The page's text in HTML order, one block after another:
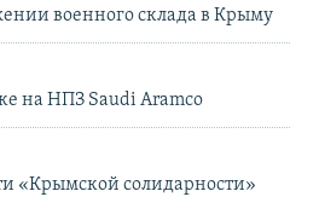
военного склада в Крыму
на НПЗ Saudi Aramco
«Крымской солидарности»